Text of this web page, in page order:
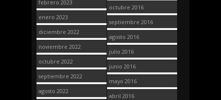
febrero 2023
enero 2023
diciembre 2022
noviembre 2022
octubre 2022
septiembre 2022
agosto 2022
octubre 2016
septiembre 2016
agosto 2016
julio 2016
junio 2016
mayo 2016
abril 2016